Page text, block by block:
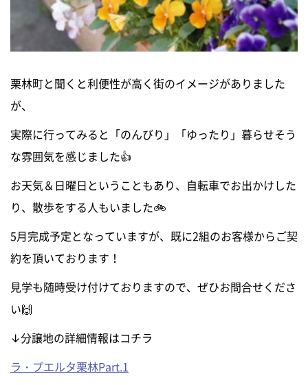
栗林町と聞くと利便性が高く街のイメージがありました
が、
実際に行ってみると「のんびり」「ゆったり」暮らせそう
な雰囲気を感じました👍
お天気＆日曜日ということもあり、自転車でお出かけした
り、散歩をする人もいました🚲
5月完成予定となっていますが、既に2組のお客様からご契
約を頂いております！
見学も随時受け付けておりますので、ぜひお問合せくださ
い🙌
↓分譲地の詳細情報はコチラ
ラ・プエルタ栗林Part.1